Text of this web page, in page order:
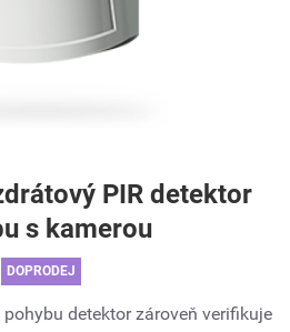
PIR detektor
s kamerou
DOPRODEJ
detektor zároveň verifikuje